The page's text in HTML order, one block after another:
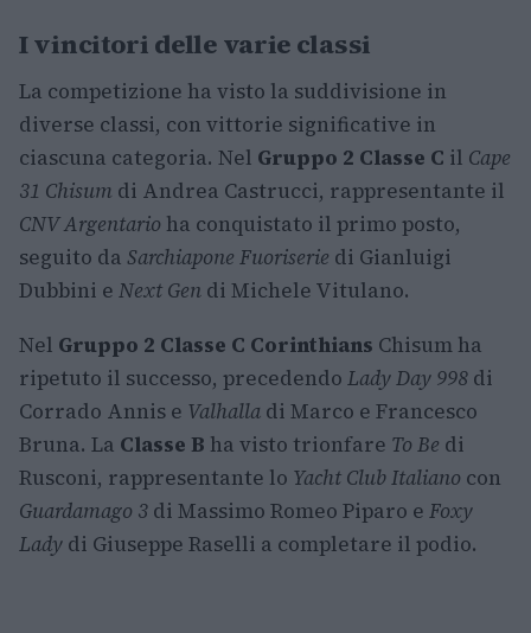
I vincitori delle varie classi
La competizione ha visto la suddivisione in
diverse classi, con vittorie significative in
ciascuna categoria. Nel Gruppo 2 Classe C il Cape
31 Chisum di Andrea Castrucci, rappresentante il
CNV Argentario ha conquistato il primo posto,
seguito da Sarchiapone Fuoriserie di Gianluigi
Dubbini e Next Gen di Michele Vitulano.
Nel Gruppo 2 Classe C Corinthians Chisum ha
ripetuto il successo, precedendo Lady Day 998 di
Corrado Annis e Valhalla di Marco e Francesco
Bruna. La Classe B ha visto trionfare To Be di
Rusconi, rappresentante lo Yacht Club Italiano con
Guardamago 3 di Massimo Romeo Piparo e Foxy
Lady di Giuseppe Raselli a completare il podio.